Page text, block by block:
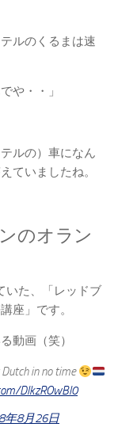
ルのくるまは速
や・・」
ルの）車になん
ていましたね。
のオラン
いた、「レッドブ
座」です。
動画（笑）
in no time
DlkzROwBl0
年8月26日